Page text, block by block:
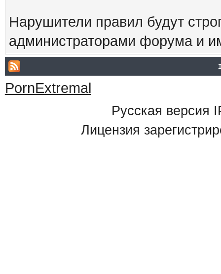
Нарушители правил будут
администраторами форума и
PornExtremal
Русская версия
Лицензия